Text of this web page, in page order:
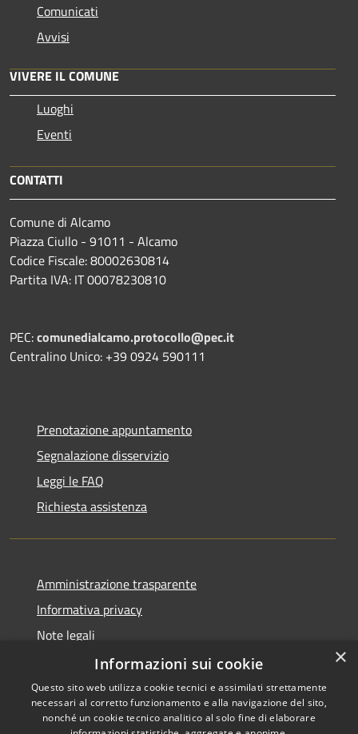
Comunicati
Avvisi
VIVERE IL COMUNE
Luoghi
Eventi
CONTATTI
Comune di Alcamo
Piazza Ciullo - 91011 - Alcamo
Codice Fiscale: 80002630814
Partita IVA: IT 00078230810
PEC:comunedialcamo.protocollo@pec.it
Centralino Unico: +39 0924 590111
Prenotazione appuntamento
Segnalazione disservizio
Leggi le FAQ
Richiesta assistenza
Amministrazione trasparente
Informativa privacy
Note legali
Dichiarazione di accessibilità
×
Informazioni sui cookie
Questo sito web utilizza cookie tecnici e assimilati strettamente
necessari al corretto funzionamento e alla navigazione del sito,
nonché un cookie tecnico analitico al solo fine di elaborare